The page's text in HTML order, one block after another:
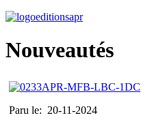
Nouveautés
Paru le: 20-11-2024